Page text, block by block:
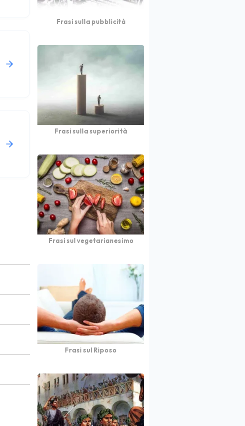
Frasi sulla pubblicità
Frasi sulla superiorità
Frasi sul vegetarianesimo
Frasi sul Riposo